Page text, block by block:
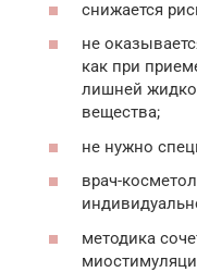
снижается
не
как при
лишней
вещества;
не нужно
врач-
методика